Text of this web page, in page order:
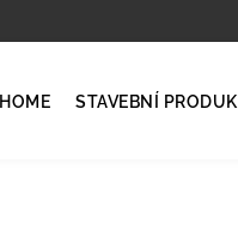
HOME STAVEBNÍ